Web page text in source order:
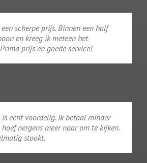
scherpe prijs. Binnen een half
en kreeg ik meteen het
prijs en goede service!
echt voordelig. Ik betaal minder
nergens meer naar om te kijken.
stookt.